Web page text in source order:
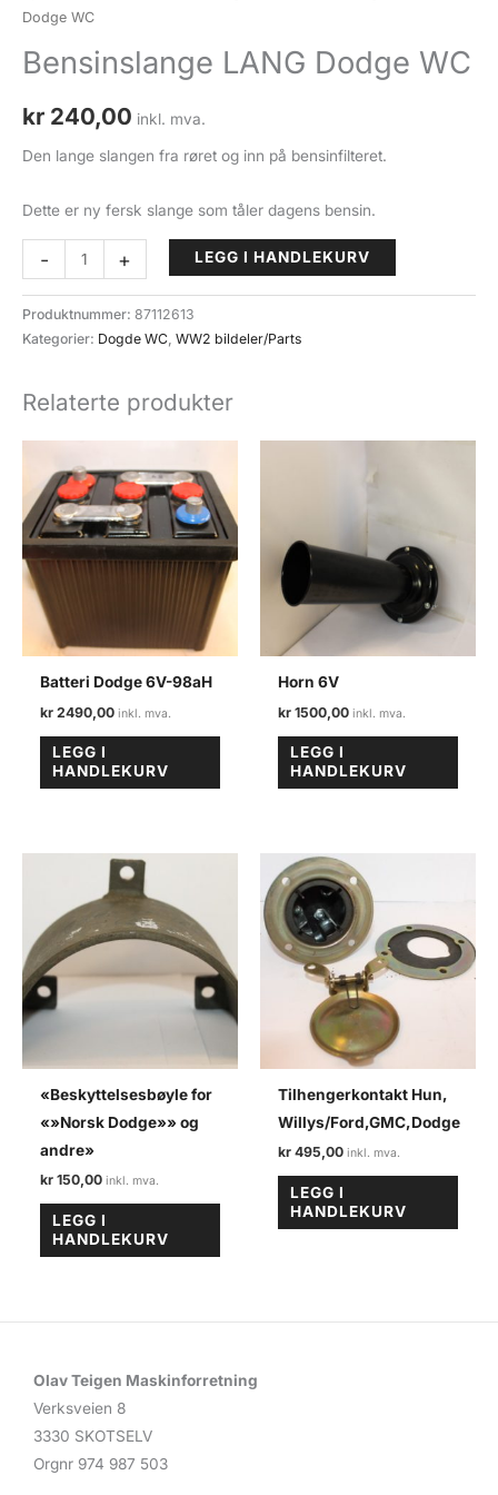
Dodge WC
Bensinslange LANG Dodge WC
kr 240,00 inkl. mva.
Den lange slangen fra røret og inn på bensinfilteret.
Dette er ny fersk slange som tåler dagens bensin.
-
Bensinslange
LANG
Dodge
WC
+ LEGG I HANDLEKURV
Produktnummer: 87112613
Kategorier: Dogde WC, WW2 bildeler/Parts
Relaterte produkter
Batteri Dodge 6V-98aH
kr 2490,00
LEGG I
HANDLEKURV
Horn 6V
kr 1500,00
LEGG I
HANDLEKURV
«Beskyttelsesbøyle for
«»Norsk Dodge»» og
andre»
kr 150,00
LEGG I
HANDLEKURV
Tilhengerkontakt Hun,
Willys/Ford,GMC,Dodge
kr 495,00
LEGG I
HANDLEKURV
Olav Teigen Maskinforretning
Verksveien 8
3330 SKOTSELV
Orgnr 974 987 503